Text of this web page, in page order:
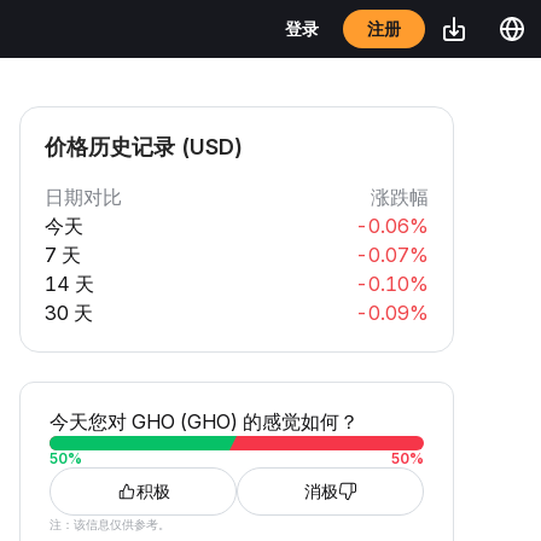
登录 注册
价格历史记录 (USD)
日期对比
涨跌幅
今天
-0.06%
7 天
-0.07%
14 天
-0.10%
30 天
-0.09%
今天您对 GHO (GHO) 的感觉如何？
50% 50%
积极 消极
注：该信息仅供参考。